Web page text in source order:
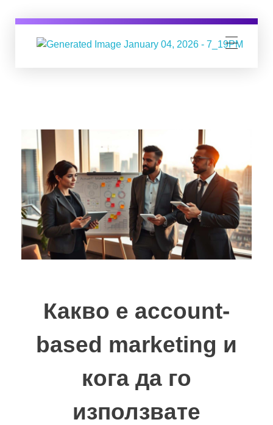
Какво е account-
based marketing и
кога да го
използвате